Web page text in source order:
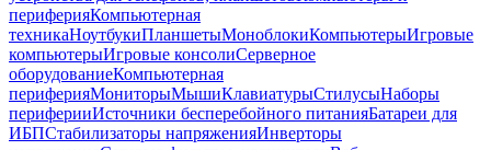
периферияКомпьютерная
техникаНоутбукиПланшетыМоноблокиКомпьютерыИгровые
компьютерыИгровые консолиСерверное
оборудованиеКомпьютерная
периферияМониторыМышиКлавиатурыСтилусыНаборы
периферииИсточники бесперебойного питанияБатареи для
ИБПСтабилизаторы напряженияИнверторы